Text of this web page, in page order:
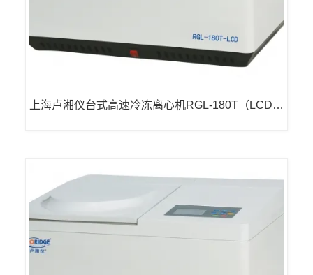
上海卢湘仪台式高速冷冻离心机RGL-180T（LCD显